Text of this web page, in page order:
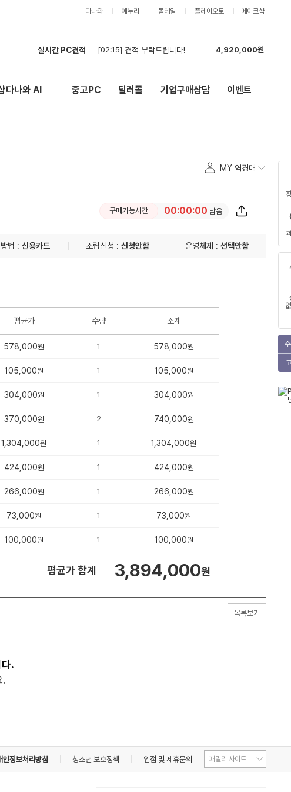
다나와 에누리 몰테일 플레이오토 메이크샵
실시간 PC견적 [02:15] 견적 부탁드립니다!
4,920,000원
[05:57]
모델링, 랜더링 위주 사용 그리고 게이밍 전용
9,330,000원
1,399,000원
[02:44]카드로 구매합니다 1,784,000원
다나와 AI 중고PC 딜러몰 기업구매상담 이벤트
MY 역경매
구매가능시간 00:00:00 남음
법 : 신용카드 조립신청 : 신청안함 운영체제 : 선택안함
평균가 수량 소계
578,000원 1 578,000원
105,000원 1 105,000원
304,000원 1 304,000원
370,000원 2 740,000원
1,304,000원 1 1,304,000원
424,000원 1 424,000원
266,000원 1 266,000원
73,000원 1 73,000원
100,000원 1 100,000원
평균가 합계 3,894,000원
목록보기
.
.
인정보처리방침 청소년 보호정책 입점 및 제휴문의